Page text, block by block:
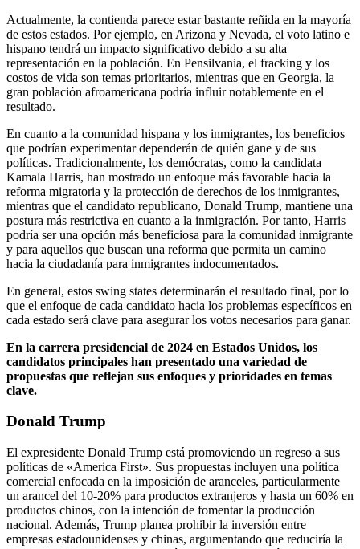
Actualmente, la contienda parece estar bastante reñida en la mayoría
de estos estados. Por ejemplo, en Arizona y Nevada, el voto latino e
hispano tendrá un impacto significativo debido a su alta
representación en la población. En Pensilvania, el fracking y los
costos de vida son temas prioritarios, mientras que en Georgia, la
gran población afroamericana podría influir notablemente en el
resultado​.​
En cuanto a la comunidad hispana y los inmigrantes, los beneficios
que podrían experimentar dependerán de quién gane y de sus
políticas. Tradicionalmente, los demócratas, como la candidata
Kamala Harris, han mostrado un enfoque más favorable hacia la
reforma migratoria y la protección de derechos de los inmigrantes,
mientras que el candidato republicano, Donald Trump, mantiene una
postura más restrictiva en cuanto a la inmigración. Por tanto, Harris
podría ser una opción más beneficiosa para la comunidad inmigrante
y para aquellos que buscan una reforma que permita un camino
hacia la ciudadanía para inmigrantes indocumentados.
En general, estos swing states determinarán el resultado final, por lo
que el enfoque de cada candidato hacia los problemas específicos en
cada estado será clave para asegurar los votos necesarios para ganar.
En la carrera presidencial de 2024 en Estados Unidos, los
candidatos principales han presentado una variedad de
propuestas que reflejan sus enfoques y prioridades en temas
clave.
Donald Trump
El expresidente Donald Trump está promoviendo un regreso a sus
políticas de «America First». Sus propuestas incluyen una política
comercial enfocada en la imposición de aranceles, particularmente
un arancel del 10-20% para productos extranjeros y hasta un 60% en
productos chinos, con la intención de fomentar la producción
nacional. Además, Trump planea prohibir la inversión entre
empresas estadounidenses y chinas, argumentando que reduciría la